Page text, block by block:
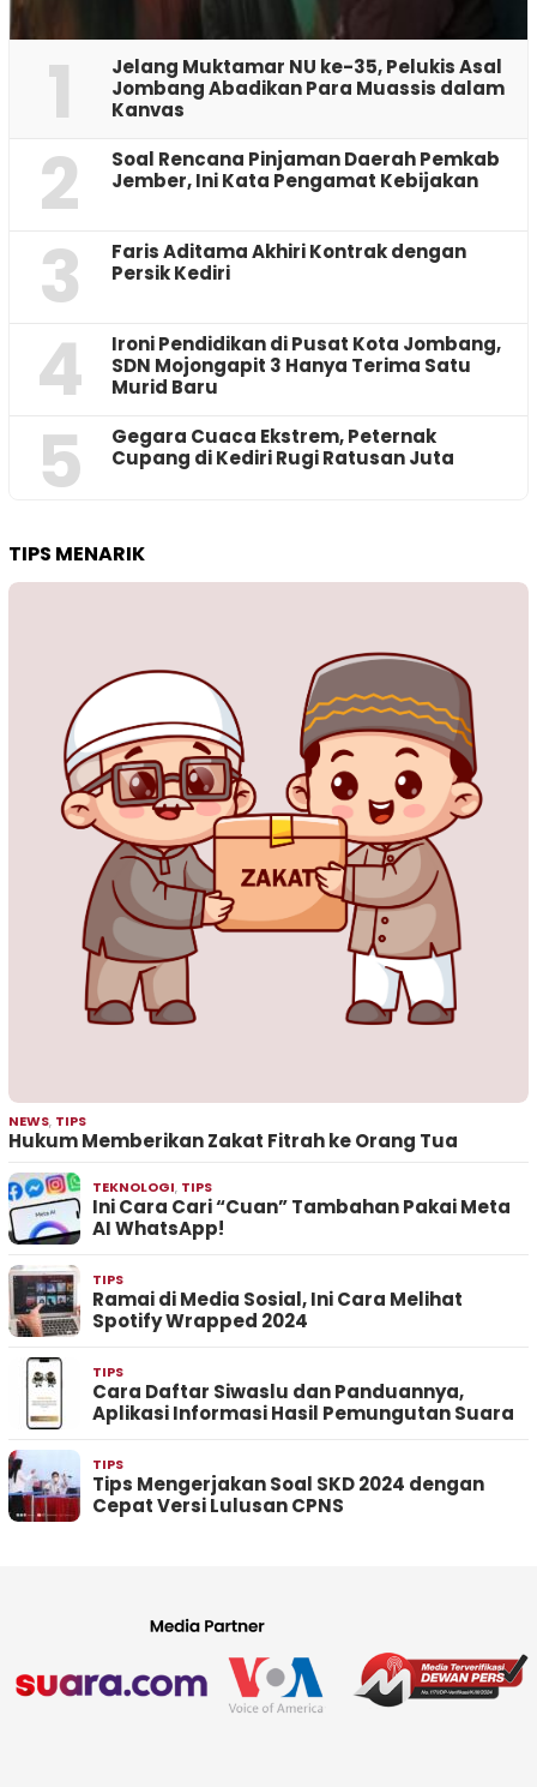
1
Jelang Muktamar NU ke-35, Pelukis Asal
Jombang Abadikan Para Muassis dalam
Kanvas
2
‎Soal Rencana Pinjaman Daerah Pemkab
Jember, Ini Kata Pengamat Kebijakan ‎
3
Faris Aditama Akhiri Kontrak dengan
Persik Kediri
4
Ironi Pendidikan di Pusat Kota Jombang,
SDN Mojongapit 3 Hanya Terima Satu
Murid Baru
5
‎Gegara Cuaca Ekstrem, Peternak
Cupang di Kediri Rugi Ratusan Juta
TIPS MENARIK
NEWS, TIPS
Hukum Memberikan Zakat Fitrah ke Orang Tua
TEKNOLOGI, TIPS
Ini Cara Cari “Cuan” Tambahan Pakai Meta
AI WhatsApp!
TIPS
Ramai di Media Sosial, Ini Cara Melihat
Spotify Wrapped 2024
TIPS
Cara Daftar Siwaslu dan Panduannya,
Aplikasi Informasi Hasil Pemungutan Suara
TIPS
Tips Mengerjakan Soal SKD 2024 dengan
Cepat Versi Lulusan CPNS